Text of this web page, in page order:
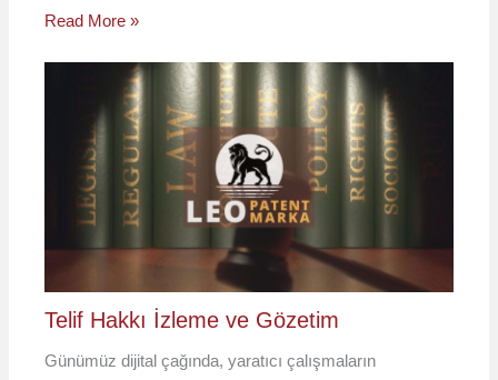
Read More »
Telif Hakkı İzleme ve Gözetim
Günümüz dijital çağında, yaratıcı çalışmaların